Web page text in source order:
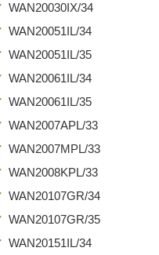
WAN20030IX/34
WAN20051IL/34
WAN20051IL/35
WAN20061IL/34
WAN20061IL/35
WAN2007APL/33
WAN2007MPL/33
WAN2008KPL/33
WAN20107GR/34
WAN20107GR/35
WAN20151IL/34